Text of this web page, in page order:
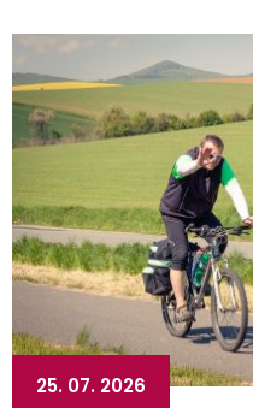
25. 07. 2026